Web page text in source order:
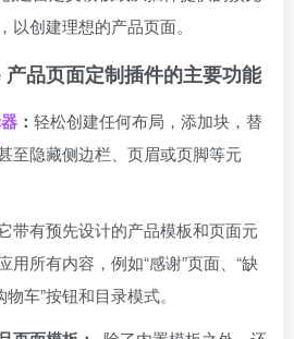
创建理想的产品页面。
品页面定制插件的主要功能
： 轻松创建任何布局，添加块，替
至隐藏侧边栏、页眉或页脚等元
带有预先设计的产品模板和页面元
用所有内容，例如“感谢”页面、“缺
车”按钮和目录模式。